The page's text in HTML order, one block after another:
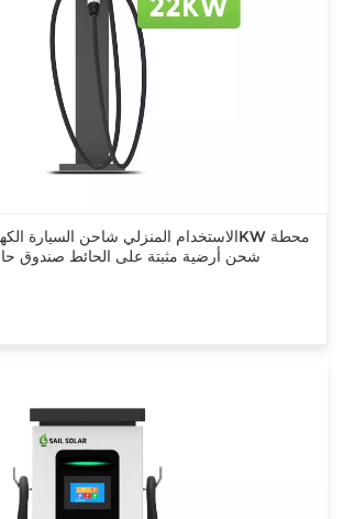
شحن أرضية مثبتة على الحائط صندوق